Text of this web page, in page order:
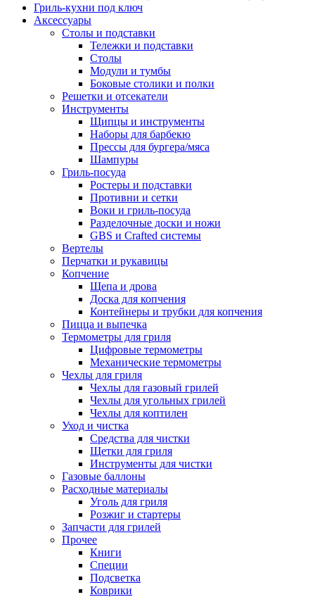
Гриль-кухни под ключ
Аксессуары
Столы и подставки
Тележки и подставки
Столы
Модули и тумбы
Боковые столики и полки
Решетки и отсекатели
Инструменты
Щипцы и инструменты
Наборы для барбекю
Прессы для бургера/мяса
Шампуры
Гриль-посуда
Ростеры и подставки
Противни и сетки
Воки и гриль-посуда
Разделочные доски и ножи
GBS и Crafted системы
Вертелы
Перчатки и рукавицы
Копчение
Щепа и дрова
Доска для копчения
Контейнеры и трубки для копчения
Пицца и выпечка
Термометры для гриля
Цифровые термометры
Механические термометры
Чехлы для гриля
Чехлы для газовый грилей
Чехлы для угольных грилей
Чехлы для коптилен
Уход и чистка
Средства для чистки
Щетки для гриля
Инструменты для чистки
Газовые баллоны
Расходные материалы
Уголь для гриля
Розжиг и стартеры
Запчасти для грилей
Прочее
Книги
Специи
Подсветка
Коврики